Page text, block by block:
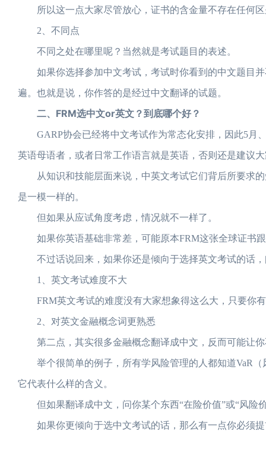
所以这一点大家尽管放心，证书的含金量不存在任何区
2、不同点
不同之处在哪里呢？当然就是考试题目的表述。
如果你选择参加中文考试，考试时你看到的中文题目并
遍。也就是说，你作答的是经过中文翻译的试题。
二、FRM选中文or英文？到底哪个好？
GARP协会已经将中文考试作为常态化安排，因此5月
英语母语者，或者日常工作语言就是英语，否则还是建议
从知识和技能层面来说，中英文考试它们背后所要求的
是一模一样的。
但如果从应试角度考虑，情况就不一样了。
如果你英语基础非常差，可能原本FRM这张全球证书
不过话说回来，如果你还是倾向于选择英文考试的话，
1、英文考试难度不大
FRM英文考试的难度没有大家想象得这么大，只要你
2、对英文金融概念词更熟悉
第二点，其实很多金融概念翻译成中文，反而可能让你
举个很简单的例子，所有学风险管理的人都知道VaR（
它代表什么样的含义。
但如果翻译成中文，问你某个东西“在险价值”或“风险
如果你更倾向于选中文考试的话，那么有一点你必须提